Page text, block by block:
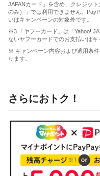
JAPANカード」を含め、クレジッ
のみ）」では利用できません。
いはキャンペーンの対象外です。
※3 「ヤフーカード」は「Yahoo!
ないヤフーカードでのお支払いはキ
※ キャンペーン内容および適用条
ります。
さらにおトク！